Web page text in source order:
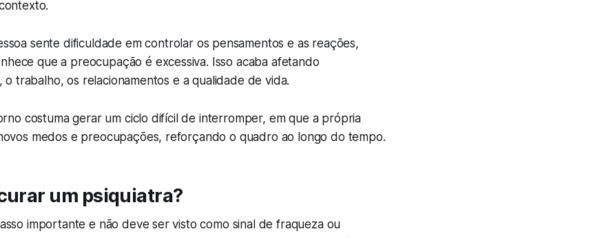
sente dificuldade em controlar os pensamentos e as reações,
que a preocupação é excessiva. Isso acaba afetando
trabalho, os relacionamentos e a qualidade de vida.
costuma gerar um ciclo difícil de interromper, em que a própria
medos e preocupações, reforçando o quadro ao longo do tempo.
um psiquiatra?
importante e não deve ser visto como sinal de fraqueza ou